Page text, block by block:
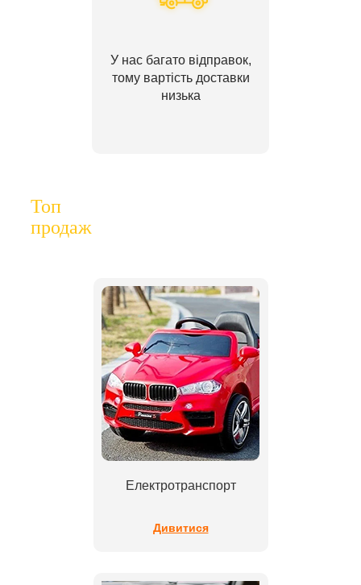
У нас багато відправок,
тому вартість доставки
низька
Топ
продаж
Електротранспорт
Дивитися